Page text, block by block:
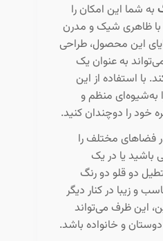
به شما این امکان را
با ظاهری شیک و مدرن
این محصول، طراحی
به عنوان یک
با استفاده از این
به‌شیوه‌ای منظم و
خود را دوچندان کنید.
فضاهای مختلف را
باشید یا در یک
دو قلو دو رنگ
و زیبا در کنار دیگر
این ظرف می‌تواند
و خانواده باشد.